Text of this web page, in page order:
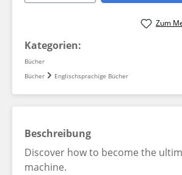
Zum
Kategorien:
Bücher
Bücher
Englischsprachige Bücher
Beschreibung
Discover how to become the
machine.